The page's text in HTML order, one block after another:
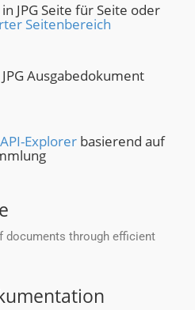
JPG Seite für Seite oder
Seitenbereich
JPG Ausgabedokument
API-Explorer basierend auf
documents through efficient